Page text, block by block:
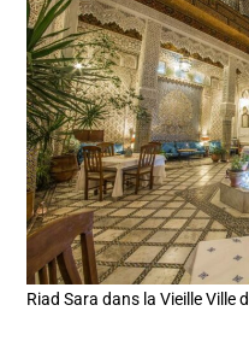
Riad Sara dans la Vieille Ville